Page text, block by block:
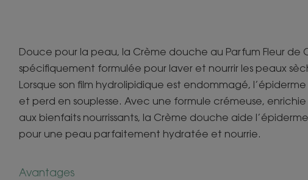
Douce pour la peau, la Crème douche au Parfum Fleur de
spécifiquement formulée pour laver et nourrir les peaux
Lorsque son film hydrolipidique est endommagé,
et perd en souplesse. Avec une formule crémeuse,
aux bienfaits nourrissants, la Crème douche aide
pour une peau parfaitement hydratée et nourrie.
Avantages